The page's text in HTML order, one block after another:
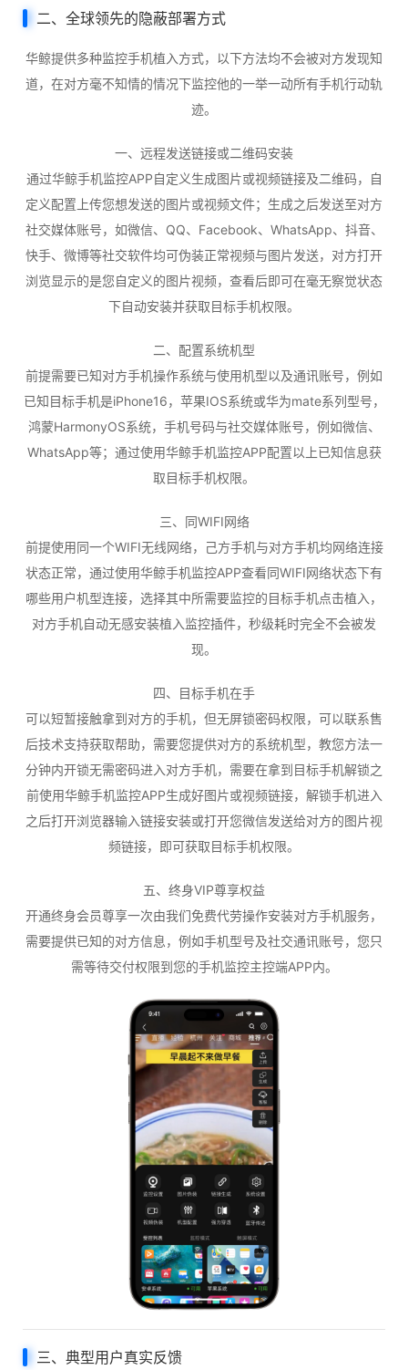
二、全球领先的隐蔽部署方式
华鲸提供多种监控手机植入方式，以下方法均不会被对方发现知
道，在对方毫不知情的情况下监控他的一举一动所有手机行动轨
迹。
一、远程发送链接或二维码安装
通过华鲸手机监控APP自定义生成图片或视频链接及二维码，自
定义配置上传您想发送的图片或视频文件；生成之后发送至对方
社交媒体账号，如微信、QQ、Facebook、WhatsApp、抖音、
快手、微博等社交软件均可伪装正常视频与图片发送，对方打开
浏览显示的是您自定义的图片视频，查看后即可在毫无察觉状态
下自动安装并获取目标手机权限。
二、配置系统机型
前提需要已知对方手机操作系统与使用机型以及通讯账号，例如
已知目标手机是iPhone16，苹果IOS系统或华为mate系列型号，
鸿蒙HarmonyOS系统，手机号码与社交媒体账号，例如微信、
WhatsApp等；通过使用华鲸手机监控APP配置以上已知信息获
取目标手机权限。
三、同WIFI网络
前提使用同一个WIFI无线网络，己方手机与对方手机均网络连接
状态正常，通过使用华鲸手机监控APP查看同WIFI网络状态下有
哪些用户机型连接，选择其中所需要监控的目标手机点击植入，
对方手机自动无感安装植入监控插件，秒级耗时完全不会被发
现。
四、目标手机在手
可以短暂接触拿到对方的手机，但无屏锁密码权限，可以联系售
后技术支持获取帮助，需要您提供对方的系统机型，教您方法一
分钟内开锁无需密码进入对方手机，需要在拿到目标手机解锁之
前使用华鲸手机监控APP生成好图片或视频链接，解锁手机进入
之后打开浏览器输入链接安装或打开您微信发送给对方的图片视
频链接，即可获取目标手机权限。
五、终身VIP尊享权益
开通终身会员尊享一次由我们免费代劳操作安装对方手机服务，
需要提供已知的对方信息，例如手机型号及社交通讯账号，您只
需等待交付权限到您的手机监控主控端APP内。
三、典型用户真实反馈